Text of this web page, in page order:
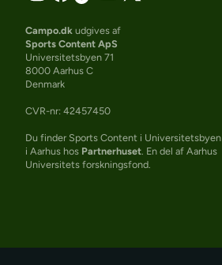
Campo.dk udgives af
Sports Content ApS
Universitetsbyen 71
8000 Aarhus C
Denmark
CVR-nr: 42457450
Du finder Sports Content i Universitetsbyen
i Aarhus hos Partnerhuset . En del af Aarhus
Universitets forskningsfond.